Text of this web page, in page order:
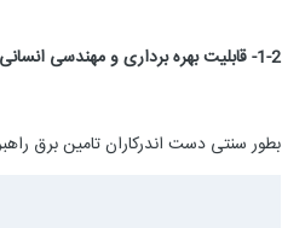
1-2- قابلیت بهره برداری و مهندسی انسانی
بطور سنتی دست اندرکاران تامین برق